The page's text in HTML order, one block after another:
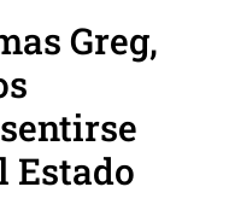
Greg,
Estado